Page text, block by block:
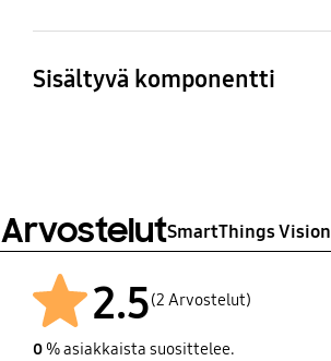
Liiketunnistus
Kyllä
Yötila
Sisältyvä komponentti
ArvostelutSmartThings Vision
2.5(2 Arvostelut)
0% asiakkaista suosittelee.